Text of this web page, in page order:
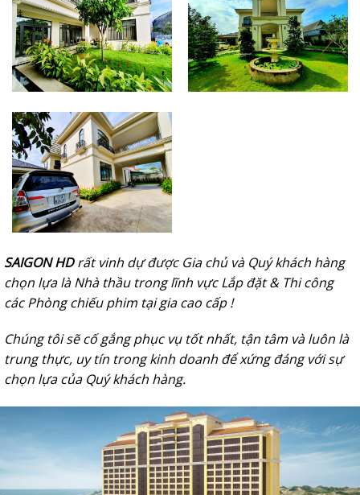
SAIGON HDrất vinh dự được Gia chủ và Quý khách hàng
chọn lựa là Nhà thầu trong lĩnh vực Lắp đặt & Thi công
các Phòng chiếu phim tại gia cao cấp !
Chúng tôi sẽ cố gắng phục vụ tốt nhất, tận tâm và luôn là
trung thực, uy tín trong kinh doanh để xứng đáng với sự
chọn lựa của Quý khách hàng.